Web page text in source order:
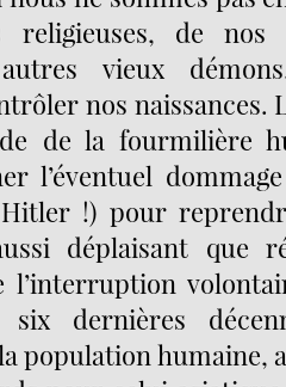
religieuses, de nos
vieux
nos naissances.
de la fourmilière
l’éventuel
!) pour
déplaisant que
dernières
population humaine,